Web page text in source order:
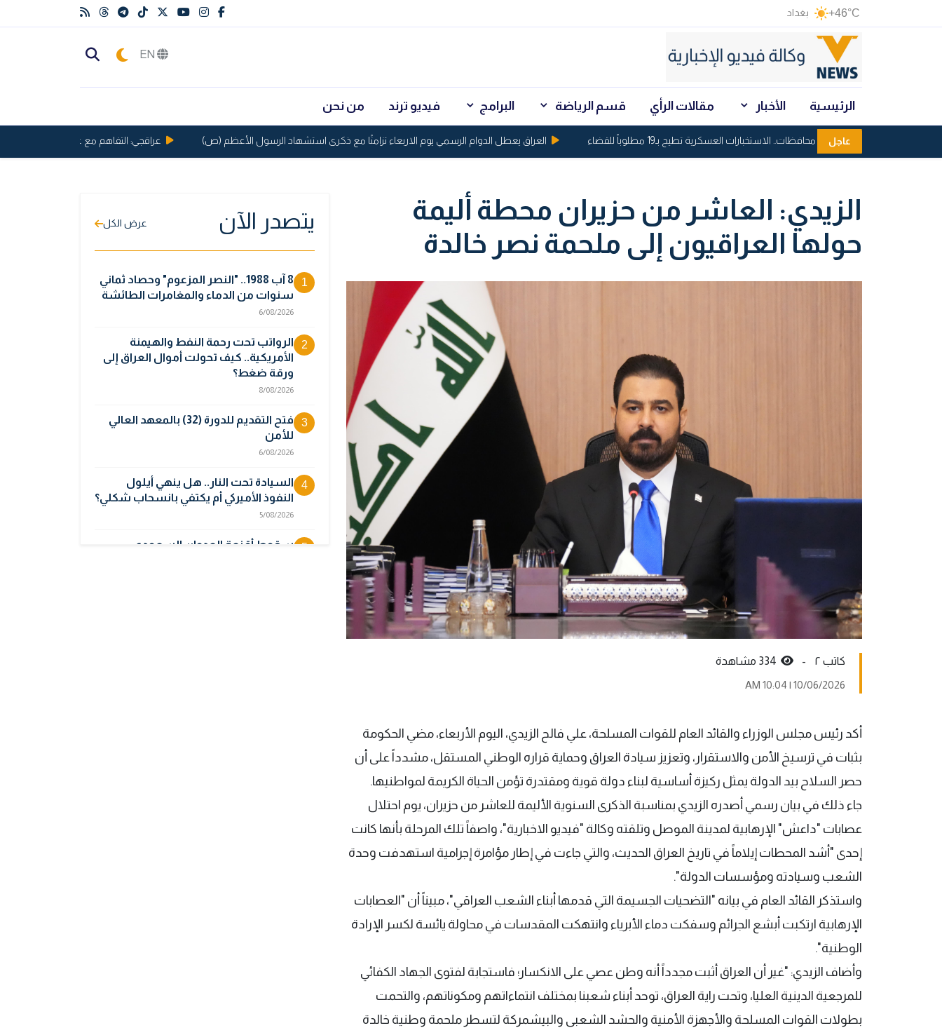
+46°C بغداد
الرئيسية الأخبار مقالات الرأي قسم الرياضة البرامج فيديو ترند من نحن
عاجلضربة أمنية في 6 محافظات.. الاستخبارات العسكرية تطيح بـ19 مطلوباً للقضاء العراق يعطل الدوام الرسمي يوم الاربعاء تزامنًا مع ذكرى استشهاد الرسول الأعظم (ص) عراقجي: التفاهم مع عُمان لا يعني إعادة
الزيدي: العاشر من حزيران محطة أليمة
حولها العراقيون إلى ملحمة نصر خالدة
کاتب ٢ -
10/06/2026 | 10:04 AM
أكد رئيس مجلس الوزراء والقائد العام للقوات المسلحة، علي فالح الزيدي، اليوم الأربعاء، مضي الحكومة
بثبات في ترسيخ الأمن والاستقرار، وتعزيز سيادة العراق وحماية قراره الوطني المستقل، مشدداً على أن
حصر السلاح بيد الدولة يمثل ركيزة أساسية لبناء دولة قوية ومقتدرة تؤمن الحياة الكريمة لمواطنيها.
جاء ذلك في بيان رسمي أصدره الزيدي بمناسبة الذكرى السنوية الأليمة للعاشر من حزيران، يوم احتلال
عصابات "داعش" الإرهابية لمدينة الموصل وتلقته وكالة "فيديو الاخبارية"، واصفاً تلك المرحلة بأنها كانت
إحدى "أشد المحطات إيلاماً في تاريخ العراق الحديث، والتي جاءت في إطار مؤامرة إجرامية استهدفت وحدة
الشعب وسيادته ومؤسسات الدولة".
واستذكر القائد العام في بيانه "التضحيات الجسيمة التي قدمها أبناء الشعب العراقي"، مبيناً أن "العصابات
الإرهابية ارتكبت أبشع الجرائم وسفكت دماء الأبرياء وانتهكت المقدسات في محاولة يائسة لكسر الإرادة
الوطنية".
وأضاف الزيدي: "غير أن العراق أثبت مجدداً أنه وطن عصي على الانكسار؛ فاستجابة لفتوى الجهاد الكفائي
للمرجعية الدينية العليا، وتحت راية العراق، توحد أبناء شعبنا بمختلف انتماءاتهم ومكوناتهم، والتحمت
بطولات القوات المسلحة والأجهزة الأمنية والحشد الشعبي والبيشمركة لتسطر ملحمة وطنية خالدة
يتصدر الآن عرض الكل
1
8 آب 1988.. "النصر المزعوم" وحصاد ثماني
سنوات من الدماء والمغامرات الطائشة
6/08/2026
2
الرواتب تحت رحمة النفط والهيمنة
الأمريكية.. كيف تحولت أموال العراق إلى
ورقة ضغط؟
8/08/2026
3
فتح التقديم للدورة (32) بالمعهد العالي
للأمن
6/08/2026
4
السيادة تحت النار.. هل ينهي أيلول
النفوذ الأميركي أم يكتفي بانسحاب شكلي؟
5/08/2026
5
سقوط أقنعة العدوان السعودي..